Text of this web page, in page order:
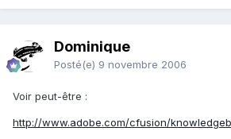
Dominique
Posté(e) 9 novembre 2006
Voir peut-être :
http://www.adobe.com/cfusion/